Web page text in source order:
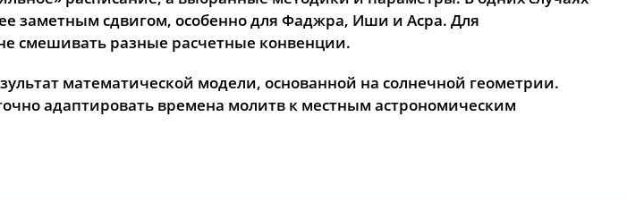
заметным сдвигом, особенно для Фаджра, Иши и Асра. Для
смешивать разные расчетные конвенции.
математической модели, основанной на солнечной геометрии.
адаптировать времена молитв к местным астрономическим